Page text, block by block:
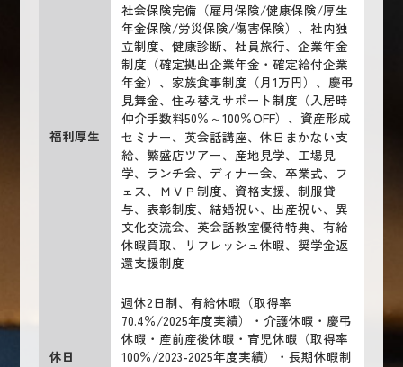
福利厚生
社会保険完備（雇用保険/健康保険/厚生
年金保険/労災保険/傷害保険）、社内独
立制度、健康診断、社員旅行、企業年金
制度（確定拠出企業年金・確定給付企業
年金）、家族食事制度（月1万円）、慶弔
見舞金、住み替えサポート制度（入居時
仲介手数料50％～100％OFF）、資産形成
セミナー、英会話講座、休日まかない支
給、繁盛店ツアー、産地見学、工場見
学、ランチ会、ディナー会、卒業式、フ
ェス、ＭＶＰ制度、資格支援、制服貸
与、表彰制度、結婚祝い、出産祝い、異
文化交流会、英会話教室優待特典、有給
休暇買取、リフレッシュ休暇、奨学金返
還支援制度
休日
週休2日制、有給休暇（取得率
70.4％/2025年度実績）・介護休暇・慶弔
休暇・産前産後休暇・育児休暇（取得率
100％/2023-2025年度実績）・長期休暇制